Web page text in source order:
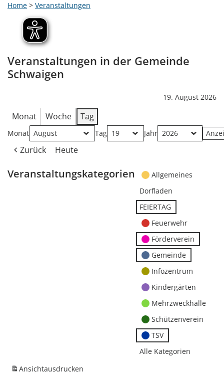
Home > Veranstaltungen
Veranstaltungen in der Gemeinde
Schwaigen
19. August 2026
Monat Woche Tag
Monat Tag Jahr
Zurück Heute
Veranstaltungskategorien
Allgemeines
Dorfladen
FEIERTAG
Feuerwehr
Förderverein
Gemeinde
Infozentrum
Kindergärten
Mehrzweckhalle
Schützenverein
TSV
Alle Kategorien
Ansichtausdrucken